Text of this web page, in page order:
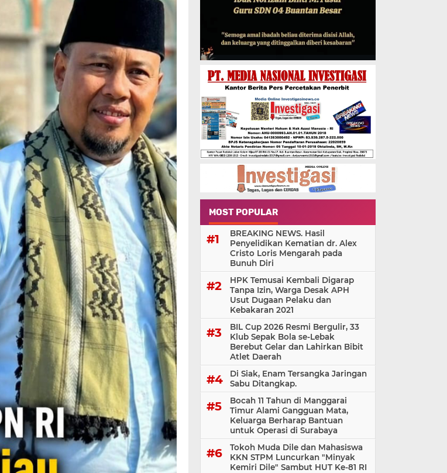
MOST POPULAR
BREAKING NEWS. Hasil
Penyelidikan Kematian dr. Alex
Cristo Loris Mengarah pada
Bunuh Diri
HPK Temusai Kembali Digarap
Tanpa Izin, Warga Desak APH
Usut Dugaan Pelaku dan
Kebakaran 2021
BIL Cup 2026 Resmi Bergulir, 33
Klub Sepak Bola se-Lebak
Berebut Gelar dan Lahirkan Bibit
Atlet Daerah
Di Siak, Enam Tersangka Jaringan
Sabu Ditangkap.
Bocah 11 Tahun di Manggarai
Timur Alami Gangguan Mata,
Keluarga Berharap Bantuan
untuk Operasi di Surabaya
Tokoh Muda Dile dan Mahasiswa
KKN STPM Luncurkan "Minyak
Kemiri Dile" Sambut HUT Ke-81 RI